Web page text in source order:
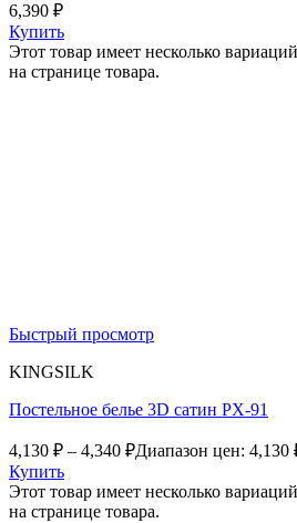
6,390 ₽
Купить
Этот товар имеет несколько
на странице товара.
Быстрый просмотр
KINGSILK
Постельное белье 3D сатин PX-91
4,130 ₽ – 4,340 ₽Диапазон цен: 4,130
Купить
Этот товар имеет несколько
на странице товара.